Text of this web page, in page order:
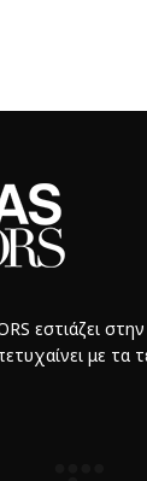
εστιάζει
με τα